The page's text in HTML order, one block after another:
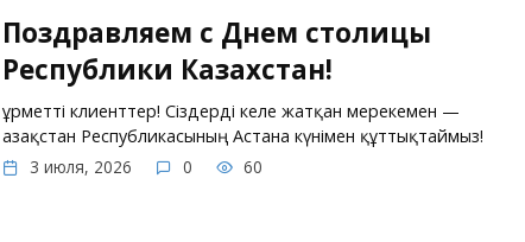
Поздравляем с Днем столицы
Республики Казахстан!
Құрметті клиенттер! Сіздерді келе жатқан мерекемен —
Қазақстан Республикасының Астана күнімен құттықтаймыз!
3 июля, 2026
0 60